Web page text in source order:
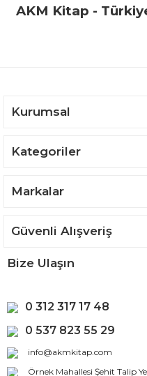
Ürün resmi kalitesiz, bozuk
AKM Kitap -
Kurumsal
Kategoriler
Markalar
Güvenli Alışveriş
Bize Ulaşın
0 312 317 17 48
0 537 823 55 29
info@akmkitap.com
Örnek Mahallesi Şehit Talip